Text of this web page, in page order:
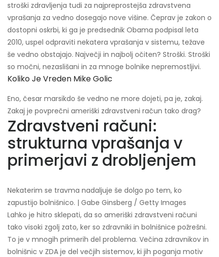
stroški zdravljenja tudi za najpreprostejša zdravstvena
vprašanja za vedno dosegajo nove višine. Čeprav je zakon o
dostopni oskrbi, ki ga je predsednik Obama podpisal leta
2010, uspel odpraviti nekatera vprašanja v sistemu, težave
še vedno obstajajo. Največji in najbolj očiten? Stroški. Stroški
so močni, nezaslišani in za mnoge bolnike nepremostljivi.
Koliko Je Vreden Mike Golic
Eno, česar marsikdo še vedno ne more dojeti, pa je, zakaj.
Zakaj je povprečni ameriški zdravstveni račun tako drag?
Zdravstveni računi:
strukturna vprašanja v
primerjavi z drobljenjem
Nekaterim se travma nadaljuje še dolgo po tem, ko
zapustijo bolnišnico. | Gabe Ginsberg / Getty Images
Lahko je hitro sklepati, da so ameriški zdravstveni računi
tako visoki zgolj zato, ker so zdravniki in bolnišnice požrešni.
To je v mnogih primerih del problema. Večina zdravnikov in
bolnišnic v ZDA je del večjih sistemov, ki jih poganja motiv